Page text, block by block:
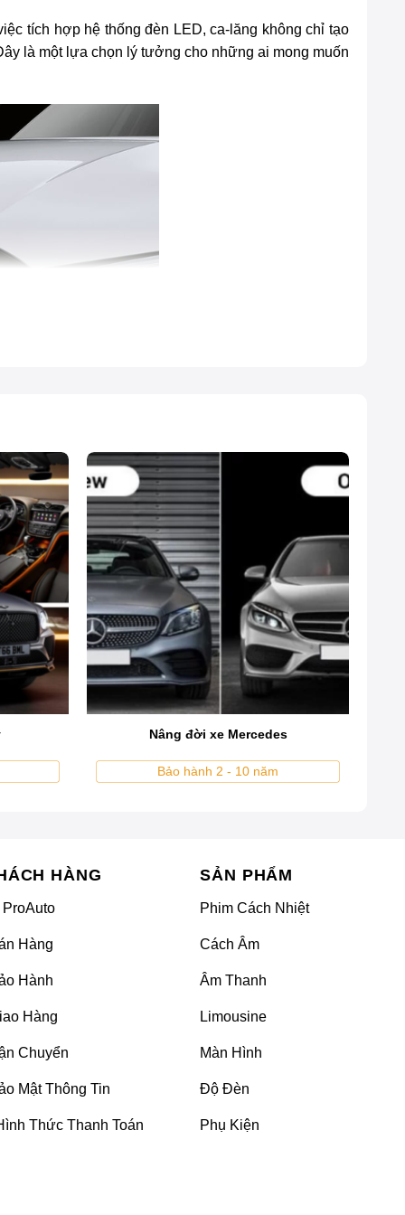
tích hợp hệ thống đèn LED, ca-lăng không chỉ tạo
là một lựa chọn lý tưởng cho những ai mong muốn
mạo đặc trưng của mỗi dòng xe. Đây là bộ phận
Nâng đời xe Mercedes
Bảo hành 2 - 10 năm
HÀNG
Hàng
Hành
Hàng
Chuyển
Mật Thông Tin
Thức Thanh Toán
SẢN PHẨM
Phim Cách Nhiệt
Cách Âm
Âm Thanh
Limousine
Màn Hình
Độ Đèn
Phụ Kiện